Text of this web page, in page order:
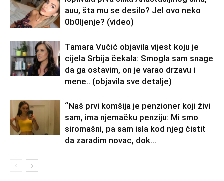
auu, šta mu se desilo? Jel ovo neko
0b0Ijenje? (video)
Tamara Vučić objavila vijest koju je
cijela Srbija čekala: Smogla sam snage
da ga ostavim, on je varao drzavu i
mene.. (objavila sve detalje)
“Naš prvi komšija je penzioner koji živi
sam, ima njemačku penziju: Mi smo
siromašni, pa sam isla kod njeg čistit
da zaradim novac, dok...